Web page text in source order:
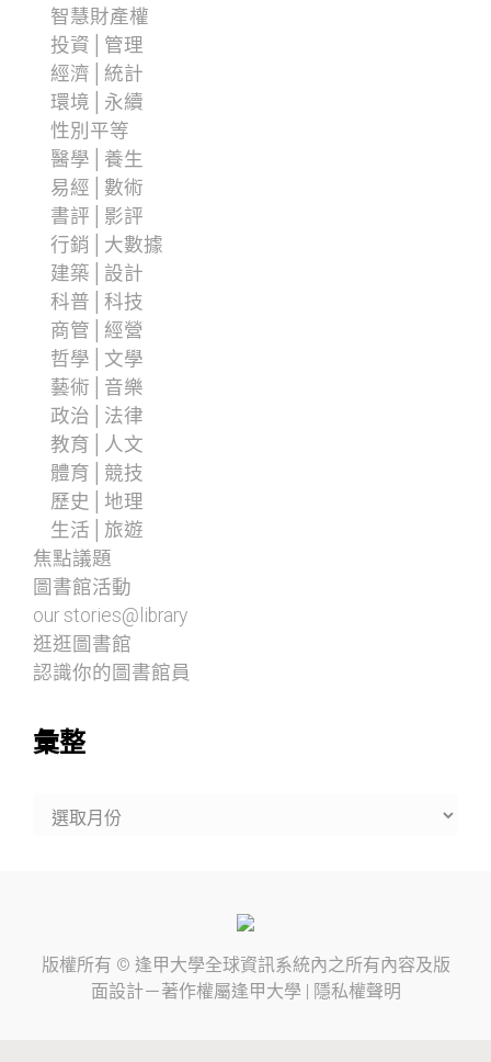
智慧財產權
投資│管理
經濟│統計
環境│永續
性別平等
醫學│養生
易經│數術
書評│影評
行銷│大數據
建築│設計
科普│科技
商管│經營
哲學│文學
藝術│音樂
政治│法律
教育│人文
體育│競技
歷史│地理
生活│旅遊
焦點議題
圖書館活動
our stories@library
逛逛圖書館
認識你的圖書館員
彙整
版權所有 © 逢甲大學全球資訊系統內之所有內容及版
面設計－著作權屬逢甲大學 隱私權聲明